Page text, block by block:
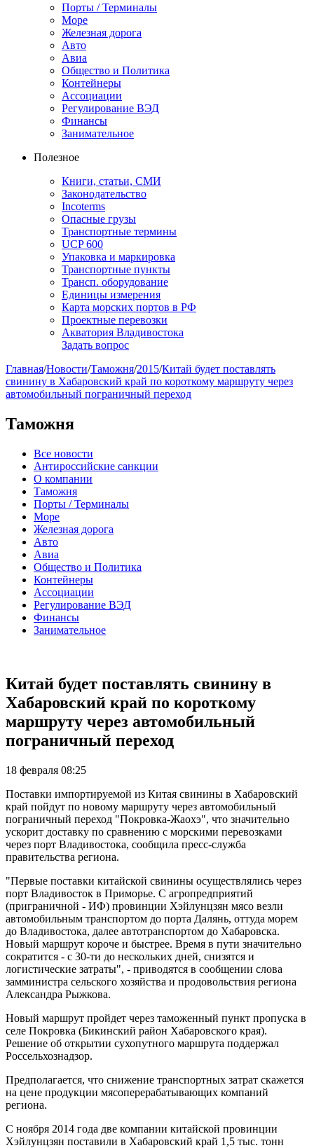
Порты / Терминалы
Море
Железная дорога
Авто
Авиа
Общество и Политика
Контейнеры
Ассоциации
Регулирование ВЭД
Финансы
Занимательное
Полезное
Книги, статьи, СМИ
Законодательство
Incoterms
Опасные грузы
Транспортные термины
UCP 600
Упаковка и маркировка
Транспортные пункты
Трансп. оборудование
Единицы измерения
Карта морских портов в РФ
Проектные перевозки
Акватория Владивостока
Задать вопрос
Главная/Новости/Таможня/2015/Китай будет поставлять
свинину в Хабаровский край по короткому маршруту через
автомобильный пограничный переход
Таможня
Все новости
Антироссийские санкции
О компании
Таможня
Порты / Терминалы
Море
Железная дорога
Авто
Авиа
Общество и Политика
Контейнеры
Ассоциации
Регулирование ВЭД
Финансы
Занимательное
Китай будет поставлять свинину в
Хабаровский край по короткому
маршруту через автомобильный
пограничный переход
18 февраля 08:25
Поставки импортируемой из Китая свинины в Хабаровский
край пойдут по новому маршруту через автомобильный
пограничный переход "Покровка-Жаохэ", что значительно
ускорит доставку по сравнению с морскими перевозками
через порт Владивостока, сообщила пресс-служба
правительства региона.
"Первые поставки китайской свинины осуществлялись через
порт Владивосток в Приморье. С агропредприятий
(приграничной - ИФ) провинции Хэйлунцзян мясо везли
автомобильным транспортом до порта Далянь, оттуда морем
до Владивостока, далее автотранспортом до Хабаровска.
Новый маршрут короче и быстрее. Время в пути значительно
сократится - с 30-ти до нескольких дней, снизятся и
логистические затраты", - приводятся в сообщении слова
замминистра сельского хозяйства и продовольствия региона
Александра Рыжкова.
Новый маршрут пройдет через таможенный пункт пропуска в
селе Покровка (Бикинский район Хабаровского края).
Решение об открытии сухопутного маршрута поддержал
Россельхознадзор.
Предполагается, что снижение транспортных затрат скажется
на цене продукции мясоперерабатывающих компаний
региона.
С ноября 2014 года две компании китайской провинции
Хэйлунцзян поставили в Хабаровский край 1,5 тыс. тонн